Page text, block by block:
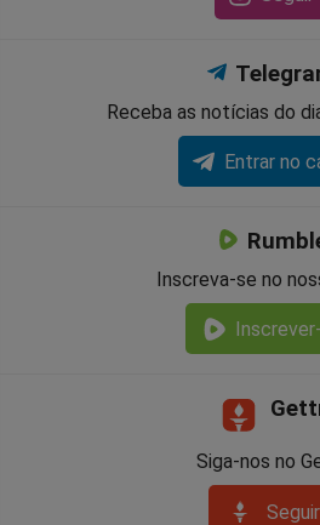
Receba as notícias do
Entrar no
Inscreva-se no
Siga-nos no
Seguir